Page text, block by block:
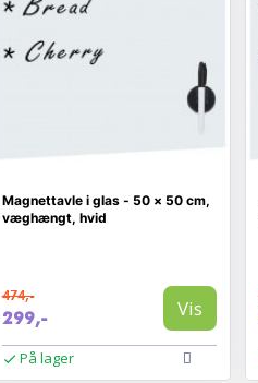
Magnettavle i glas - 50 × 50 cm,
væghængt, hvid
474,-
299,- Vis
På lager